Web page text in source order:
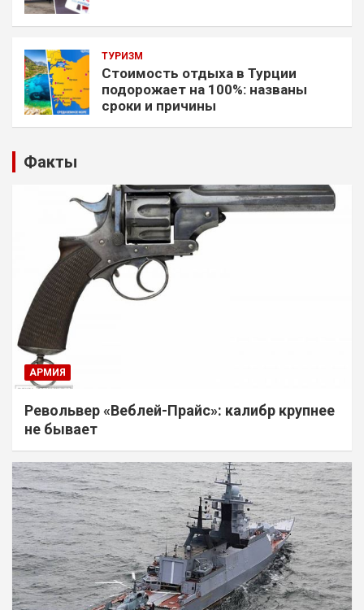
ТУРИЗМ
Стоимость отдыха в Турции
подорожает на 100%: названы
сроки и причины
Факты
АРМИЯ
Револьвер «Веблей-Прайс»: калибр крупнее
не бывает